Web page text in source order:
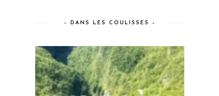
– DANS LES COULISSES –